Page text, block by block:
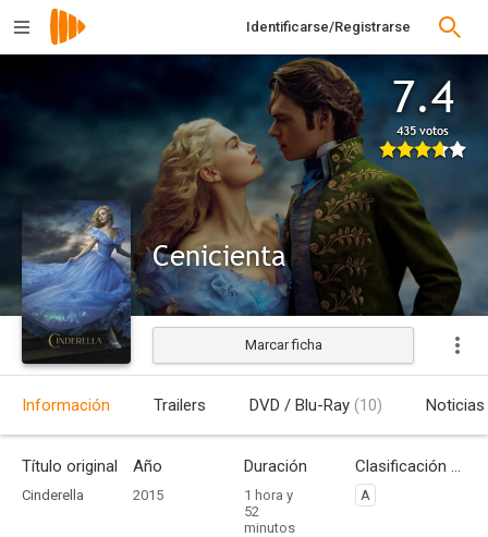
Identificarse/Registrarse
7.4
435 votos
Cenicienta
Estrenada
Marcar ficha
Información Trailers DVD / Blu-Ray (10) Noticias
Título original
Cinderella
Año
2015
Duración
1 hora y
52
minutos
Clasificación por edades
A